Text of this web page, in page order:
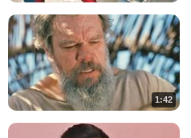
1:42